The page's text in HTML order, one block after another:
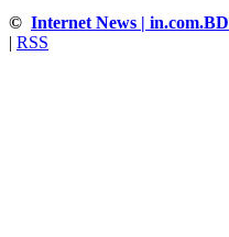
© Internet News | in.com.BD
RSS